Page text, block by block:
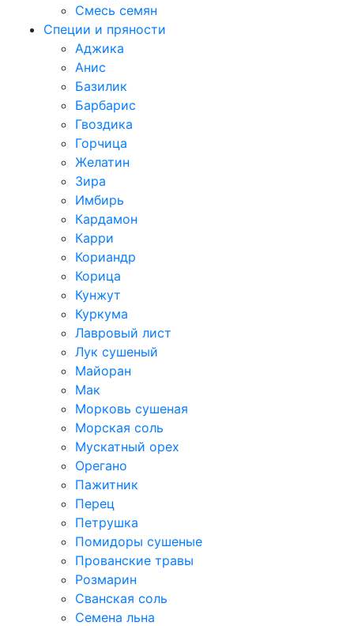
Смесь семян
Специи и пряности
Аджика
Анис
Базилик
Барбарис
Гвоздика
Горчица
Желатин
Зира
Имбирь
Кардамон
Карри
Кориандр
Корица
Кунжут
Куркума
Лавровый лист
Лук сушеный
Майоран
Мак
Морковь сушеная
Морская соль
Мускатный орех
Орегано
Пажитник
Перец
Петрушка
Помидоры сушеные
Прованские травы
Розмарин
Сванская соль
Семена льна